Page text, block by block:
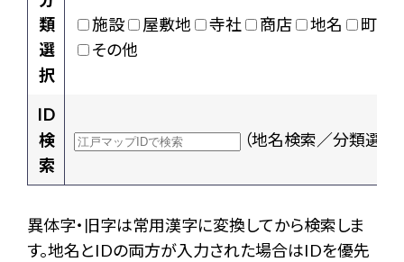
類
選
択
施設 屋敷地 寺社 商店 地名
町村
その他
ID
検
索
（地名検索／分類選択
異体字・旧字は常用漢字に変換してから検索しま
す。地名とIDの両方が入力された場合はIDを優先